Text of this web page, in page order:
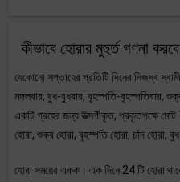
কীভাবে হোরার মুহুর্ত গণনা
যেকোনো সপ্তাহের প্রতিটি দিনের নিজস্ব
মঙ্গলবার, বুধ-বুধবার, বৃহস্পতি-বৃহস্পতিবার,
একটি গ্রহের জন্য উত্সর্গীকৃত, প্রকৃতপক্ষে মোট
হোরা, শুক্র হোরা, বৃহস্পতি হোরা, চাঁদ হোরা,
হোরা সময়ের একক। এক দিনে 24 টি হোরা